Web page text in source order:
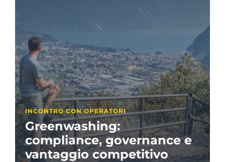
INCONTRO CON OPERATORI
Greenwashing:
compliance, governance e
vantaggio competitivo